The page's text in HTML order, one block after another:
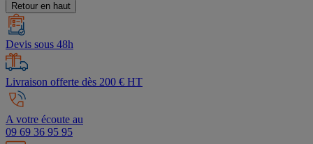
Retour en haut
Devis sous 48h
Livraison offerte dès 200 € HT
A votre écoute au
09 69 36 95 95